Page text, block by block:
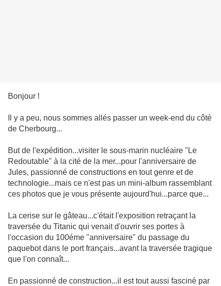
Bonjour !
Il y a peu, nous sommes allés passer un week-end du côté
de Cherbourg...
But de l'expédition...visiter le sous-marin nucléaire "Le
Redoutable" à la cité de la mer...pour l'anniversaire de
Jules, passionné de constructions en tout genre et de
technologie...mais ce n'est pas un mini-album rassemblant
ces photos que je vous présente aujourd'hui...parce que...
La cerise sur le gâteau...c'était l'exposition retraçant la
traversée du Titanic qui venait d'ouvrir ses portes à
l'occasion du 100éme "anniversaire" du passage du
paquebot dans le port français...avant la traversée tragique
que l'on connaît...
En passionné de construction...il est tout aussi fasciné par